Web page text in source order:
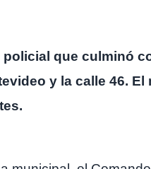
que culminó
y la calle 46.